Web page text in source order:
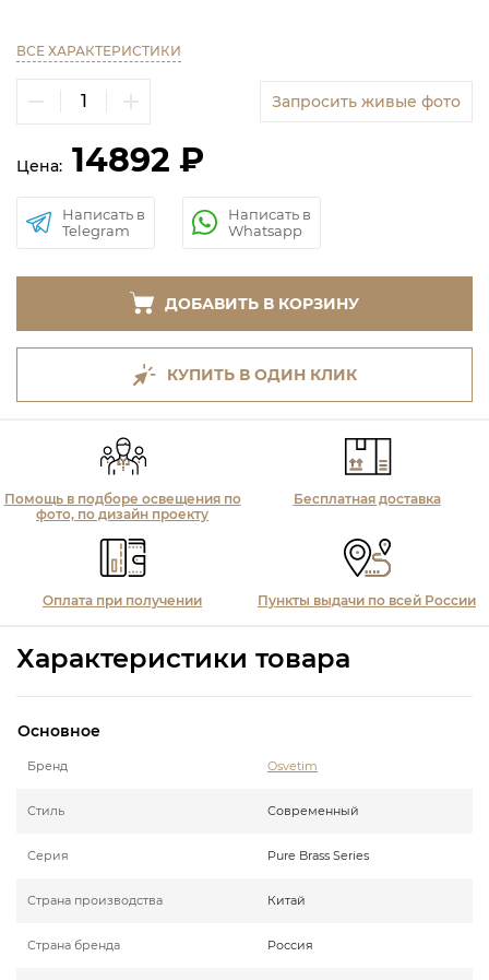
ВСЕ ХАРАКТЕРИСТИКИ
Запросить живые фото
Цена: 14892 ₽
Написать в
Telegram
Написать в
Whatsapp
ДОБАВИТЬ В КОРЗИНУ
КУПИТЬ В ОДИН КЛИК
Помощь в подборе освещения по
фото, по дизайн проекту
Бесплатная доставка
Оплата при получении Пункты выдачи по всей России
Характеристики товара
Основное
Бренд Osvetim
Стиль Современный
Серия Pure Brass Series
Страна производства Китай
Страна бренда Россия